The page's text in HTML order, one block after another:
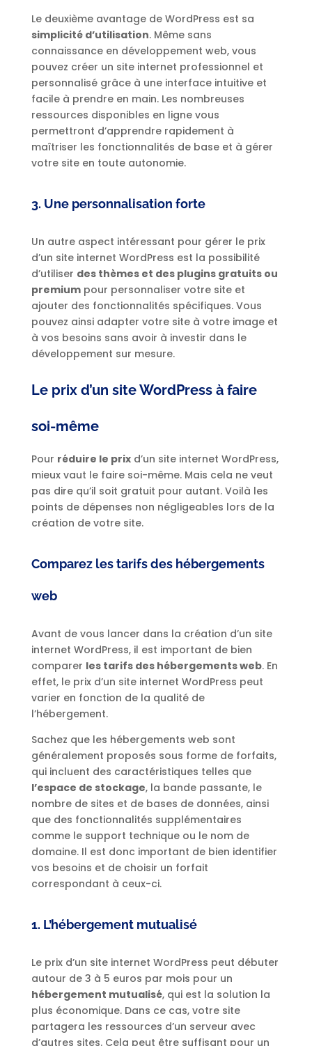
Le deuxième avantage de WordPress est sa
simplicité d’utilisation. Même sans
connaissance en développement web, vous
pouvez créer un site internet professionnel et
personnalisé grâce à une interface intuitive et
facile à prendre en main. Les nombreuses
ressources disponibles en ligne vous
permettront d’apprendre rapidement à
maîtriser les fonctionnalités de base et à gérer
votre site en toute autonomie.
3. Une personnalisation forte
Un autre aspect intéressant pour gérer le prix
d’un site internet WordPress est la possibilité
d’utiliser des thèmes et des plugins gratuits ou
premiumpour personnaliser votre site et
ajouter des fonctionnalités spécifiques. Vous
pouvez ainsi adapter votre site à votre image et
à vos besoins sans avoir à investir dans le
développement sur mesure.
Le prix d’un site WordPress à faire
soi-même
Pour réduire le prixd’un site internet WordPress,
mieux vaut le faire soi-même. Mais cela ne veut
pas dire qu’il soit gratuit pour autant. Voilà les
points de dépenses non négligeables lors de la
création de votre site.
Comparez les tarifs des hébergements
web
Avant de vous lancer dans la création d’un site
internet WordPress, il est important de bien
comparer les tarifs des hébergements web. En
effet, le prix d’un site internet WordPress peut
varier en fonction de la qualité de
l’hébergement.
Sachez que les hébergements web sont
généralement proposés sous forme de forfaits,
qui incluent des caractéristiques telles que
l’espace de stockage, la bande passante, le
nombre de sites et de bases de données, ainsi
que des fonctionnalités supplémentaires
comme le support technique ou le nom de
domaine. Il est donc important de bien identifier
vos besoins et de choisir un forfait
correspondant à ceux-ci.
1. L’hébergement mutualisé
Le prix d’un site internet WordPress peut débuter
autour de 3 à 5 euros par mois pour un
hébergement mutualisé, qui est la solution la
plus économique. Dans ce cas, votre site
partagera les ressources d’un serveur avec
d’autres sites. Cela peut être suffisant pour un